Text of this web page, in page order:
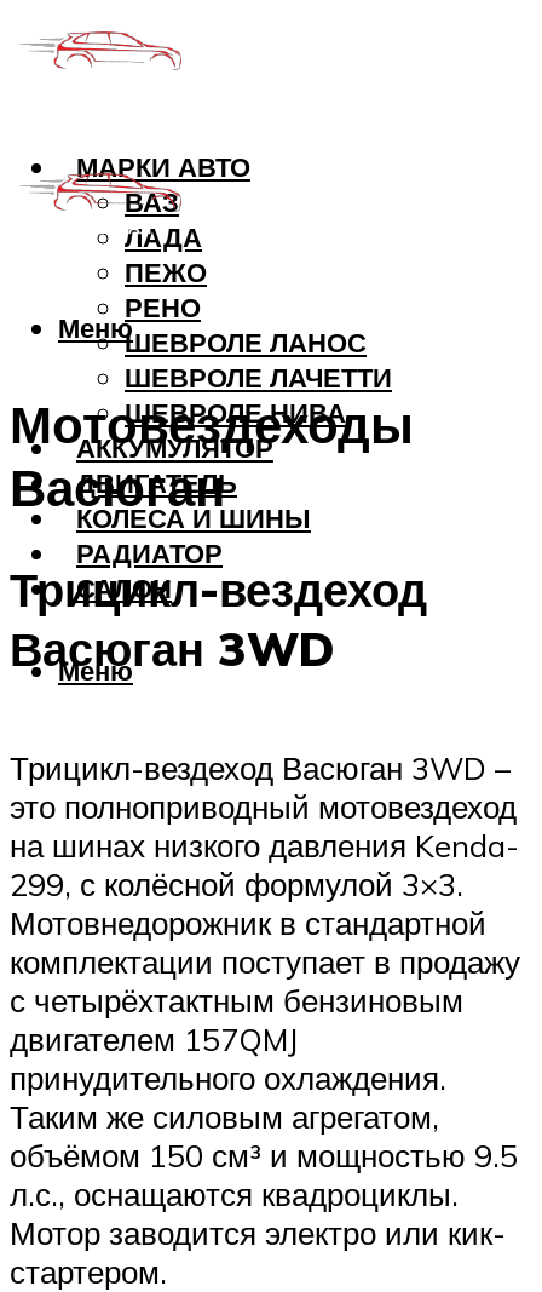
МАРКИ АВТО
ВАЗ
ЛАДА
ПЕЖО
РЕНО
ШЕВРОЛЕ ЛАНОС
ШЕВРОЛЕ ЛАЧЕТТИ
ШЕВРОЛЕ НИВА
АККУМУЛЯТОР
ДВИГАТЕЛЬ
КОЛЕСА И ШИНЫ
РАДИАТОР
САЛОН
Меню
Меню
Мотовездеходы
Васюган
Трицикл-вездеход
Васюган 3WD
Трицикл-вездеход Васюган 3WD –
это полноприводный мотовездеход
на шинах низкого давления Kenda-
299, с колёсной формулой 3×3.
Мотовнедорожник в стандартной
комплектации поступает в продажу
с четырёхтактным бензиновым
двигателем 157QMJ
принудительного охлаждения.
Таким же силовым агрегатом,
объёмом 150 см³ и мощностью 9.5
л.с., оснащаются квадроциклы.
Мотор заводится электро или кик-
стартером.